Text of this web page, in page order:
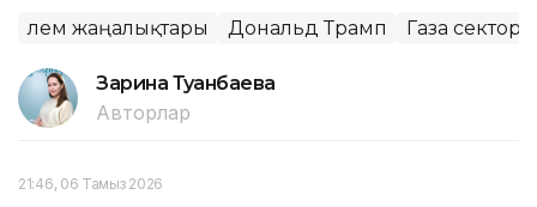
Әлем жаңалықтары Дональд Трамп Газа секторы
Зарина Туғанбаева
Авторлар
21:46, 06 Тамыз 2026